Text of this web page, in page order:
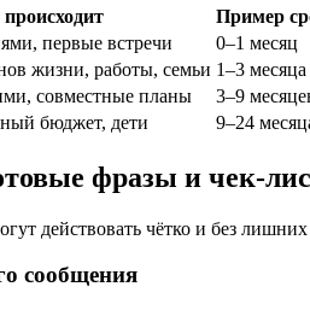
Пример
первые встречи
0–1 месяц
жизни, работы, семьи 1–3 месяца
совместные планы
3–9
бюджет, дети 9–24
фразы и чек-
действовать чётко и без
сообщения